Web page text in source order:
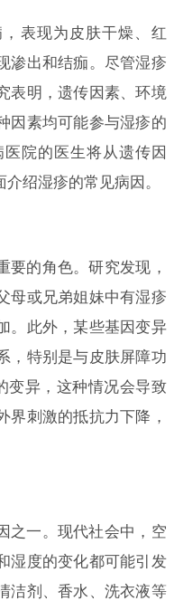
表现为皮肤干燥、红
渗出和结痂。尽管湿疹
表明，遗传因素、环境
因素均可能参与湿疹的
院的医生将从遗传因
绍湿疹的常见病因。
要的角色。研究发现，
母或兄弟姐妹中有湿疹
。此外，某些基因变异
，特别是与皮肤屏障功
变异，这种情况会导致
界刺激的抵抗力下降，
之一。现代社会中，空
湿度的变化都可能引发
洁剂、香水、洗衣液等